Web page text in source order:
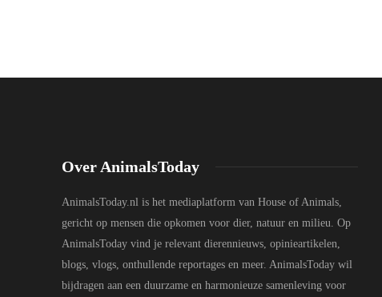
Over AnimalsToday
AnimalsToday.nl is het mediaplatform van House of Animals,
gericht op mensen die opkomen voor dier, natuur en milieu. Op
AnimalsToday vind je relevant dierennieuws, opinieartikelen,
blogs, vlogs, onthullende reportages en meer. AnimalsToday wil
bijdragen aan een duurzame en harmonieuze samenleving voor